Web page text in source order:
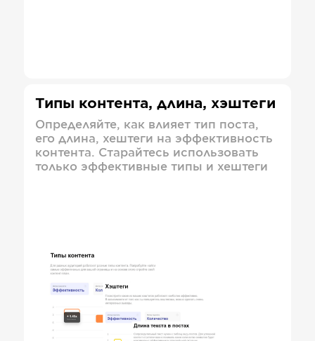
Типы контента, длина, хэштеги
Определяйте, как влияет тип поста,
его длина, хештеги на эффективность
контента. Старайтесь использовать
только эффективные типы и хештеги